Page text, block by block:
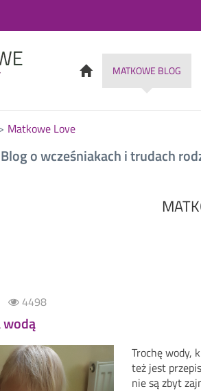
MATKOWE BLOG
Matkowe Love
o wcześniakach i trudach
4498
wodą
Trochę wody,
też jest
nie są zbyt